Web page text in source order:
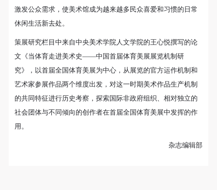
激发公众需求，使美术馆成为越来越多民众喜爱和习惯的日常
休闲生活新去处。
策展研究栏目中来自中央美术学院人文学院的王心悦撰写的论
文《当体育走进美术史——中国首届体育美展展览机制研
究》，以首届全国体育美展为中心，从展览的官方运作机制和
艺术家参展作品两个维度出发，对这一时期美术作品生产机制
的共同特征进行历史考察，探索国际非政府组织、相对独立的
社会团体与不同倾向的创作者在首届全国体育美展中发挥的作
用。
杂志编辑部